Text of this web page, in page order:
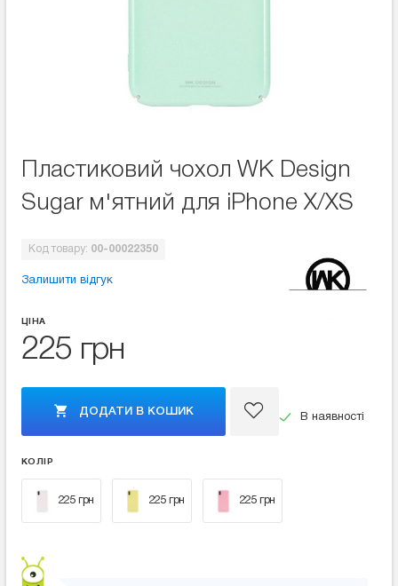
Пластиковий чохол WK Design
Sugar м'ятний для iPhone X/XS
Код товару: 00-00022350
Залишити відгук
ЦІНА
225 грн
ДОДАТИ В КОШИК
В наявності
КОЛІР
225 грн 225 грн 225 грн